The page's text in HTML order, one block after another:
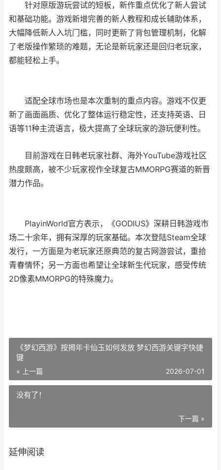
针对原版游玩尝试的短板，新作重点优化了新人尝试
和基础功能。游戏新增完善的新人教程和成长辅助体系，
大幅降低新人入坑门槛，同时更新了背包管理机制，化解
了老版操作繁琐的难题，无论是新玩家还是回归老玩家，
都能轻松上手。
适配全球市场也是本次重制的重点内容。游戏不仅更
新了画面画质、优化了整体运行稳定性，还支持英语、日
语等11种主流语言，极大提高了全球玩家的游玩便利性。
目前游戏在日韩老玩家社群、海外YouTube游戏社区
热度颇高，被不少玩家视作全球复古MMORPG赛道的新晋
潜力作品。
PlayinWorld官方表示，《GODIUS》深耕日韩游戏市
场二十余年，拥有深厚的玩家基础。本次登陆Steam全球
发行，一方面是为老玩家还原典范的复古网游尝试，重拾
青春情怀；另一方面也希望让全球新生代玩家，感受传统
2D像素MMORPG的特殊魔力。
《梦幻西游》按揭年卡仙玉如何发放 梦幻西游关键字快捷
键
« 上一篇 2026-07-01
没有了！
下一篇 »
延伸阅读